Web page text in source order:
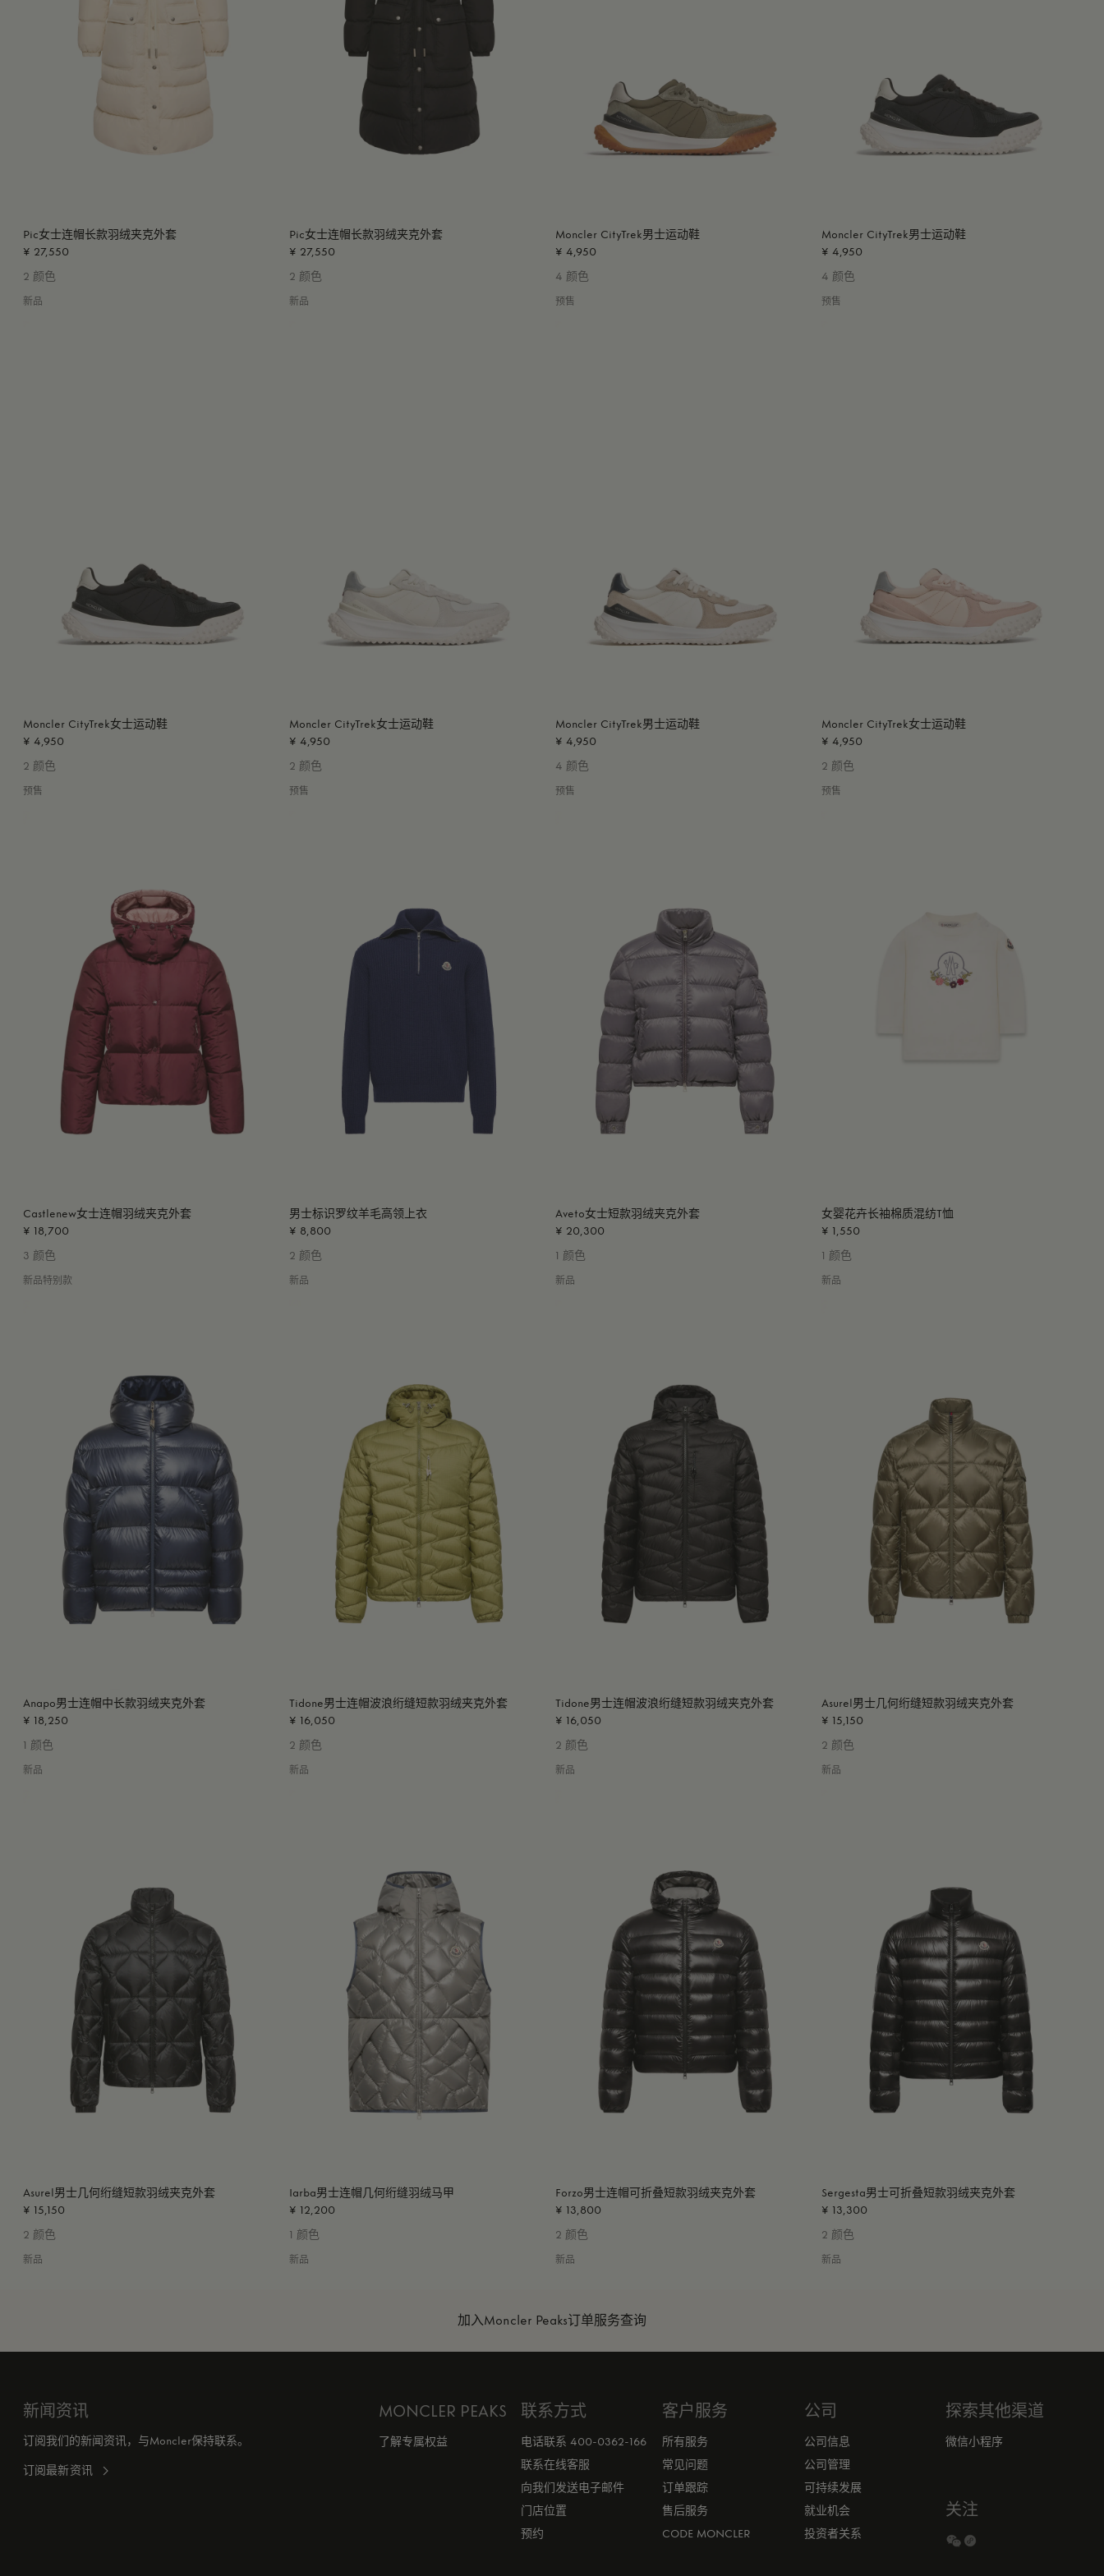
Pic女士连帽长款羽绒夹克外套
¥ 27,550
2 颜色
新品
Pic女士连帽长款羽绒夹克外套
¥ 27,550
2 颜色
新品
Moncler CityTrek男士运动鞋
¥ 4,950
4 颜色
预售
Moncler CityTrek男士运动鞋
¥ 4,950
4 颜色
预售
Moncler CityTrek女士运动鞋
¥ 4,950
2 颜色
预售
Moncler CityTrek女士运动鞋
¥ 4,950
2 颜色
预售
Moncler CityTrek男士运动鞋
¥ 4,950
4 颜色
预售
Moncler CityTrek女士运动鞋
¥ 4,950
2 颜色
预售
Castlenew女士连帽羽绒夹克外套
¥ 18,700
3 颜色
新品特别款
男士标识罗纹羊毛高领上衣
¥ 8,800
2 颜色
新品
Aveto女士短款羽绒夹克外套
¥ 20,300
1 颜色
新品
女婴花卉长袖棉质混纺T恤
¥ 1,550
1 颜色
新品
Anapo男士连帽中长款羽绒夹克外套
¥ 18,250
1 颜色
新品
Tidone男士连帽波浪绗缝短款羽绒夹克外套
¥ 16,050
2 颜色
新品
Tidone男士连帽波浪绗缝短款羽绒夹克外套
¥ 16,050
2 颜色
新品
Asurel男士几何绗缝短款羽绒夹克外套
¥ 15,150
2 颜色
新品
Asurel男士几何绗缝短款羽绒夹克外套
¥ 15,150
2 颜色
新品
Iarba男士连帽几何绗缝羽绒马甲
¥ 12,200
1 颜色
新品
Forzo男士连帽可折叠短款羽绒夹克外套
¥ 13,800
2 颜色
新品
Sergesta男士可折叠短款羽绒夹克外套
¥ 13,300
2 颜色
新品
加入Moncler Peaks订单服务查询
新闻资讯
订阅我们的新闻资讯，与Moncler保持联系。
订阅最新资讯
MONCLER PEAKS
了解专属权益
联系方式
电话联系 400-0362-166
联系在线客服
向我们发送电子邮件
门店位置
预约
客户服务
所有服务
常见问题
订单跟踪
售后服务
CODE MONCLER
公司
公司信息
公司管理
可持续发展
就业机会
投资者关系
探索其他渠道
微信小程序
关注